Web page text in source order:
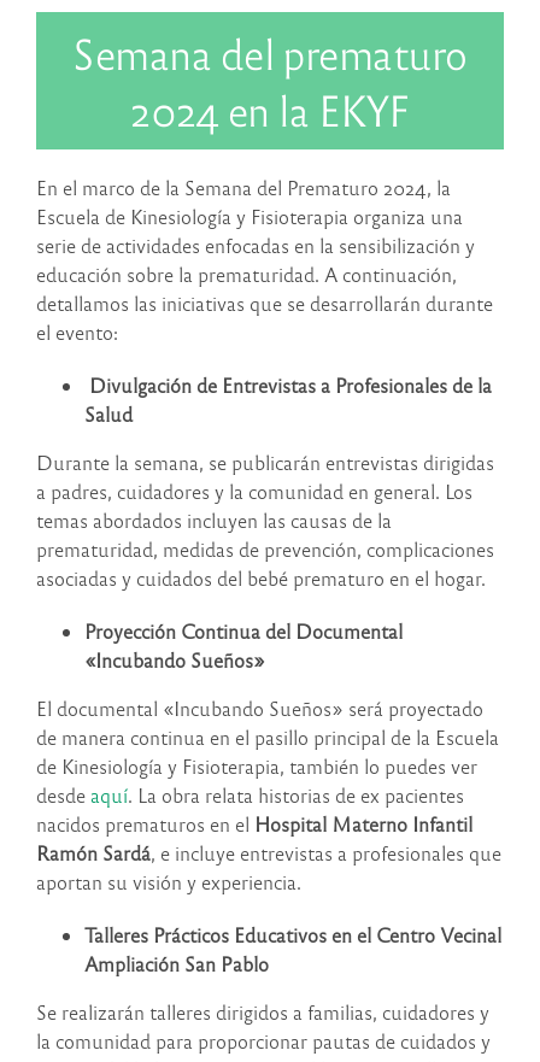
Semana del prematuro
2024 en la EKYF
En el marco de la Semana del Prematuro 2024, la
Escuela de Kinesiología y Fisioterapia organiza una
serie de actividades enfocadas en la sensibilización y
educación sobre la prematuridad. A continuación,
detallamos las iniciativas que se desarrollarán durante
el evento:
Divulgación de Entrevistas a Profesionales de la
Salud
Durante la semana, se publicarán entrevistas dirigidas
a padres, cuidadores y la comunidad en general. Los
temas abordados incluyen las causas de la
prematuridad, medidas de prevención, complicaciones
asociadas y cuidados del bebé prematuro en el hogar.
Proyección Continua del Documental
«Incubando Sueños»
El documental «Incubando Sueños» será proyectado
de manera continua en el pasillo principal de la Escuela
de Kinesiología y Fisioterapia, también lo puedes ver
desde aquí. La obra relata historias de ex pacientes
nacidos prematuros en el Hospital Materno Infantil
Ramón Sardá, e incluye entrevistas a profesionales que
aportan su visión y experiencia.
Talleres Prácticos Educativos en el Centro Vecinal
Ampliación San Pablo
Se realizarán talleres dirigidos a familias, cuidadores y
la comunidad para proporcionar pautas de cuidados y